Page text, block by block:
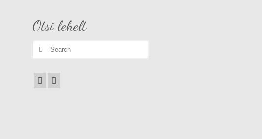
Otsi lehelt
Search